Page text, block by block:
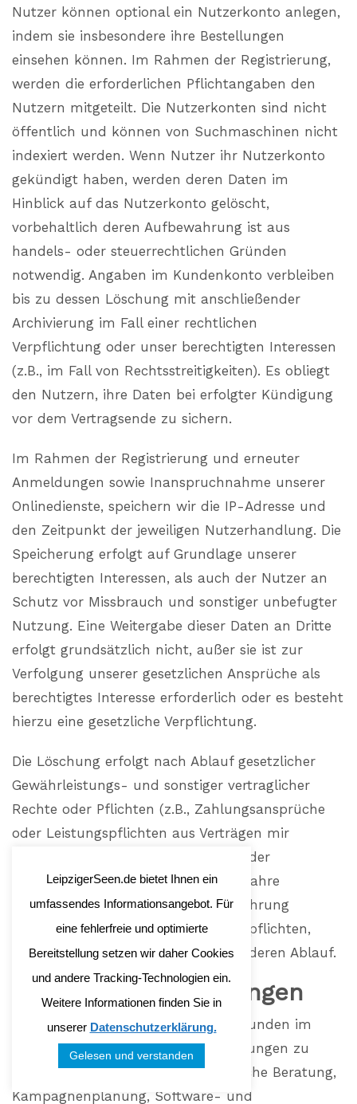
Nutzer können optional ein Nutzerkonto anlegen,
indem sie insbesondere ihre Bestellungen
einsehen können. Im Rahmen der Registrierung,
werden die erforderlichen Pflichtangaben den
Nutzern mitgeteilt. Die Nutzerkonten sind nicht
öffentlich und können von Suchmaschinen nicht
indexiert werden. Wenn Nutzer ihr Nutzerkonto
gekündigt haben, werden deren Daten im
Hinblick auf das Nutzerkonto gelöscht,
vorbehaltlich deren Aufbewahrung ist aus
handels- oder steuerrechtlichen Gründen
notwendig. Angaben im Kundenkonto verbleiben
bis zu dessen Löschung mit anschließender
Archivierung im Fall einer rechtlichen
Verpflichtung oder unser berechtigten Interessen
(z.B., im Fall von Rechtsstreitigkeiten). Es obliegt
den Nutzern, ihre Daten bei erfolgter Kündigung
vor dem Vertragsende zu sichern.
Im Rahmen der Registrierung und erneuter
Anmeldungen sowie Inanspruchnahme unserer
Onlinedienste, speichern wir die IP-Adresse und
den Zeitpunkt der jeweiligen Nutzerhandlung. Die
Speicherung erfolgt auf Grundlage unserer
berechtigten Interessen, als auch der Nutzer an
Schutz vor Missbrauch und sonstiger unbefugter
Nutzung. Eine Weitergabe dieser Daten an Dritte
erfolgt grundsätzlich nicht, außer sie ist zur
Verfolgung unserer gesetzlichen Ansprüche als
berechtigtes Interesse erforderlich oder es besteht
hierzu eine gesetzliche Verpflichtung.
Die Löschung erfolgt nach Ablauf gesetzlicher
Gewährleistungs- und sonstiger vertraglicher
Rechte oder Pflichten (z.B., Zahlungsansprüche
oder Leistungspflichten aus Verträgen mir
Kunden), wobei die Erforderlichkeit der
Aufbewahrung der Daten alle drei Jahre
überprüft wird; im Fall der Aufbewahrung
aufgrund gesetzlicher Archivierungspflichten,
erfolgt die Löschung insoweit nach deren Ablauf.
Agenturdienstleistungen
Wir verarbeiten die Daten unserer Kunden im
Rahmen unserer vertraglichen Leistungen zu
denen konzeptionelle und strategische Beratung,
Kampagnenplanung, Software- und
LeipzigerSeen.de bietet Ihnen ein
umfassendes Informationsangebot. Für
eine fehlerfreie und optimierte
Bereitstellung setzen wir daher Cookies
und andere Tracking-Technologien ein.
Weitere Informationen finden Sie in
unserer Datenschutzerklärung.
Gelesen und verstanden